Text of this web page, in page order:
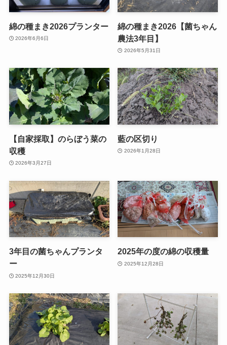
綿の種まき2026プランター
2026年6月6日
綿の種まき2026【菌ちゃん
農法3年目】
2026年5月31日
【自家採取】のらぼう菜の
収穫
2026年3月27日
藍の区切り
2026年1月28日
3年目の菌ちゃんプランタ
ー
2025年12月30日
2025年の度の綿の収穫量
2025年12月28日